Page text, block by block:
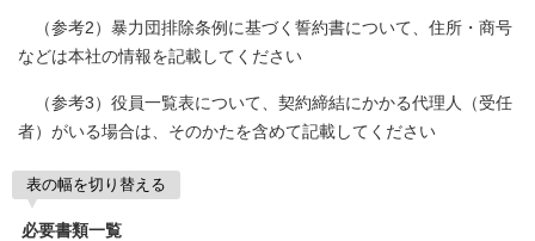
（参考2）暴力団排除条例に基づく誓約書について、住所・商号
などは本社の情報を記載してください
（参考3）役員一覧表について、契約締結にかかる代理人（受任
者）がいる場合は、そのかたを含めて記載してください
表の幅を切り替える
必要書類一覧